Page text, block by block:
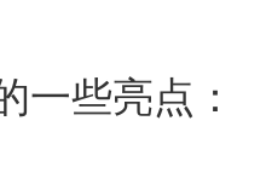
一些亮点：